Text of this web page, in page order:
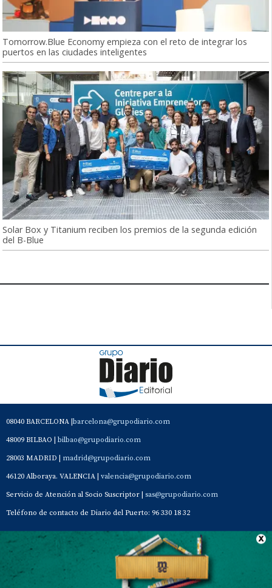
Tomorrow.Blue Economy empieza con el reto de integrar los
puertos en las ciudades inteligentes
Solar Box y Titanium reciben los premios de la segunda edición
del B-Blue
08040 BARCELONA | barcelona@grupodiario.com
48009 BILBAO | bilbao@grupodiario.com
28003 MADRID | madrid@grupodiario.com
46120 Alboraya. VALENCIA | valencia@grupodiario.com
Servicio de Atención al Socio Suscriptor | sas@grupodiario.com
Teléfono de contacto de Diario del Puerto: 96 330 18 32
Contacto Aviso Legal Quiénes somos Política de privacidad